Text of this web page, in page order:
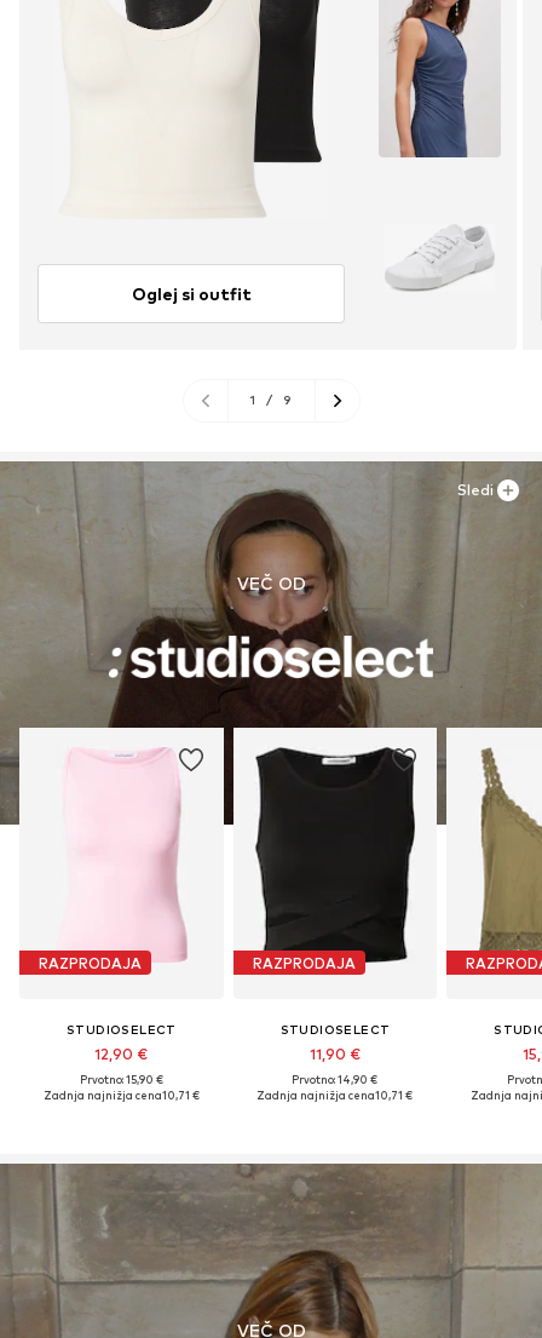
Oglej si outfit
1 / 9
VEČ OD
RAZPRODAJA
STUDIOSELECT
12,90 €
Prvotno: 15,90 €
Zadnja najnižja cena10,71 €
RAZPRODAJA
STUDIOSELECT
11,90 €
Prvotno: 14,90 €
Zadnja najnižja cena10,71 €
Zadnja
Sledi
VEČ OD